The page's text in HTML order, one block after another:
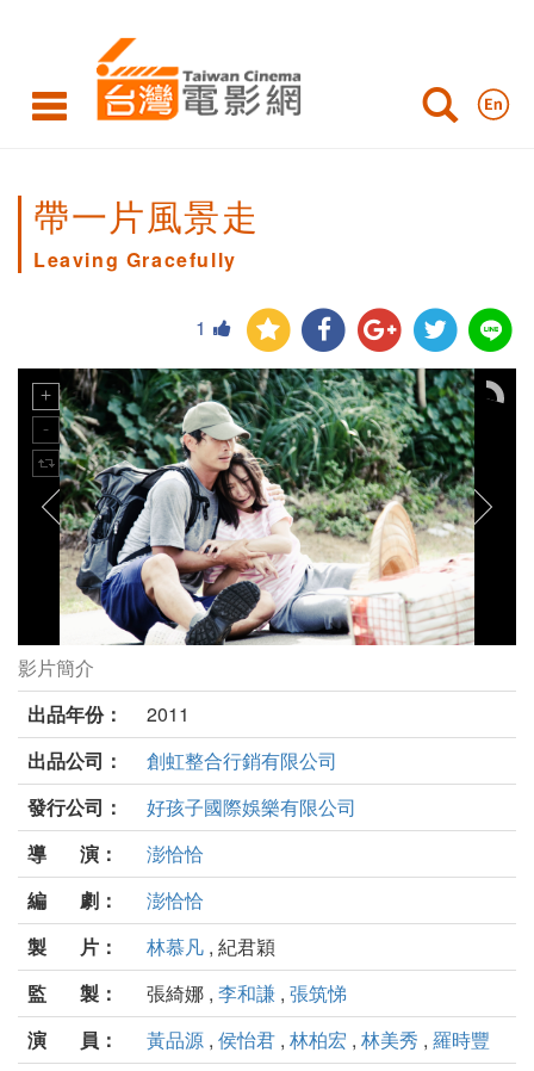
帶一片風景走
Leaving Gracefully
1
帶一片風景走劇照
影片簡介
出品年份：
2011
出品公司：
創虹整合行銷有限公司
發行公司：
好孩子國際娛樂有限公司
導 演：
澎恰恰
編 劇：
澎恰恰
製 片：
林慕凡 , 紀君穎
監 製：
張綺娜 , 李和謙 , 張筑悌
演 員：
黃品源 , 侯怡君 , 林柏宏 , 林美秀 , 羅時豐